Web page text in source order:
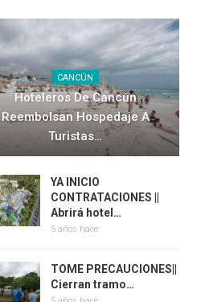
CANCÚN
Hoteleros De Cancún
Reembolsan Hospedaje A
Turistas…
YA INICIO
CONTRATACIONES ||
Abrirá hotel…
5 años hace
TOME PRECAUCIONES||
Cierran tramo…